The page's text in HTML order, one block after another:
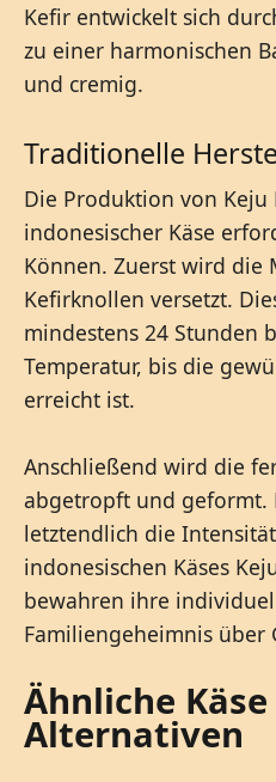
Kefir entwickelt sich
zu einer harmonischen
und cremig.
Traditionelle
Die Produktion von
indonesischer Käse
Können. Zuerst wird
Kefirknollen versetzt.
mindestens 24 Stunden
Temperatur, bis die
erreicht ist.
Anschließend wird die
abgetropft und geformt.
letztendlich die
indonesischen Käses
bewahren ihre
Familiengeheimnis über
Ähnliche
Alternativen